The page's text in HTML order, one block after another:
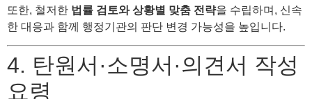
또한, 철저한 법률 검토와 상황별 맞춤 전략을 수립하며, 신속
한 대응과 함께 행정기관의 판단 변경 가능성을 높입니다.
4. 탄원서·소명서·의견서 작성
요령